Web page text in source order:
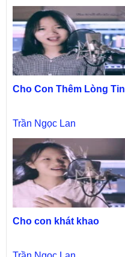
Cho Con Thêm Lòng Tin
Trần Ngọc Lan
Cho con khát khao